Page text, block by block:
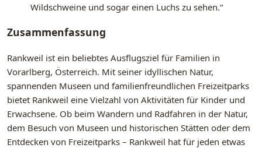
Wildschweine und sogar einen Luchs zu sehen.“
Zusammenfassung
Rankweil ist ein beliebtes Ausflugsziel für Familien in
Vorarlberg, Österreich. Mit seiner idyllischen Natur,
spannenden Museen und familienfreundlichen Freizeitparks
bietet Rankweil eine Vielzahl von Aktivitäten für Kinder und
Erwachsene. Ob beim Wandern und Radfahren in der Natur,
dem Besuch von Museen und historischen Stätten oder dem
Entdecken von Freizeitparks – Rankweil hat für jeden etwas